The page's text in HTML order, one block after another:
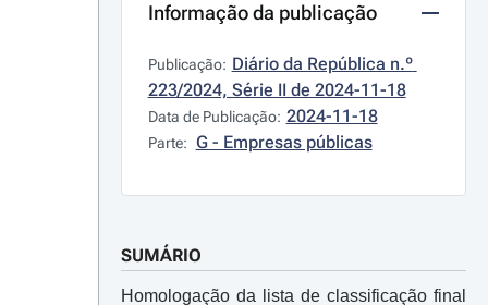
Informação da publicação
Publicação: Diário da República n.º
223/2024, Série II de 2024-11-18
Data de Publicação: 2024-11-18
Parte: G - Empresas públicas
SUMÁRIO
Homologação da lista de classificação final